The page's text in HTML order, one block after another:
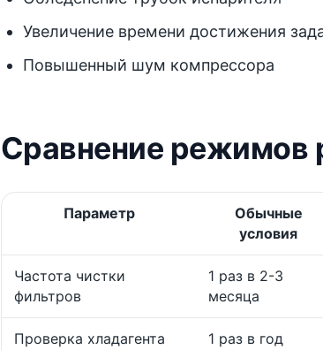
Увеличение времени достижения
Повышенный шум компрессора
Сравнение режимов
Параметр
Обычные
условия
Частота чистки
фильтров
1 раз в 2-3
месяца
Проверка хладагента 1 раз в год